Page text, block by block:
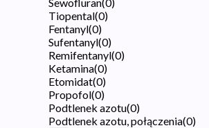
Tiopental(0)
Fentanyl(0)
Sufentanyl(0)
Remifentanyl(0)
Ketamina(0)
Etomidat(0)
Propofol(0)
Podtlenek azotu(0)
Podtlenek azotu, połączenia(0)